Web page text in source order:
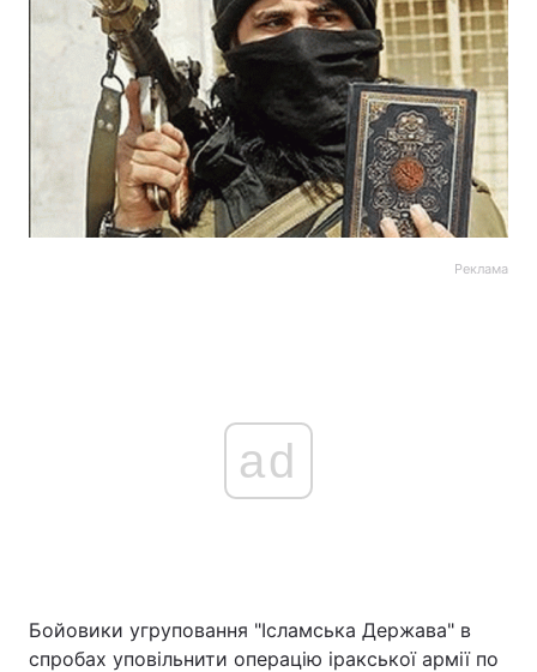
Реклама
ad
Бойовики угруповання "Ісламська Держава" в
спробах уповільнити операцію іракської армії по